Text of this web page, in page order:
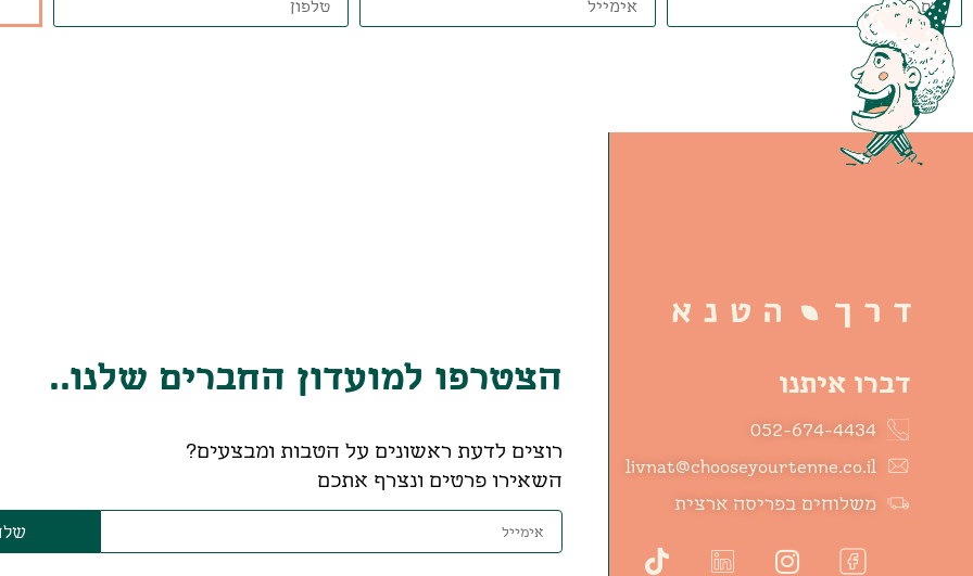
דברו איתנו
052-674-4434
livnat@chooseyourtenne.co.il
משלוחים בפריסה ארצית
הצטרפו למועדון החברים שלנו..
רוצים לדעת ראשונים על הטבות ומבצעים?
השאירו פרטים ונצרף אתכם